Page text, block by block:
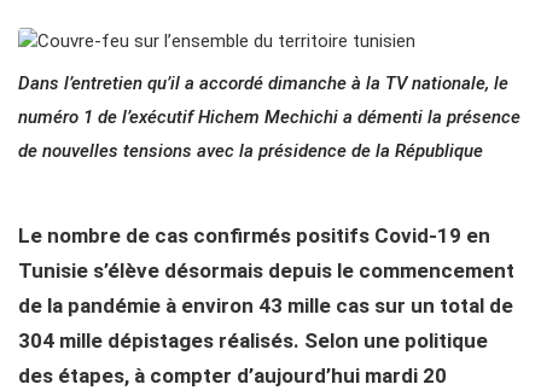
Dans l’entretien qu’il a accordé dimanche à la TV nationale, le
numéro 1 de l’exécutif Hichem Mechichi a démenti la présence
de nouvelles tensions avec la présidence de la République
Le nombre de cas confirmés positifs Covid-19 en
Tunisie s’élève désormais depuis le commencement
de la pandémie à environ 43 mille cas sur un total de
304 mille dépistages réalisés. Selon une politique
des étapes, à compter d’aujourd’hui mardi 20